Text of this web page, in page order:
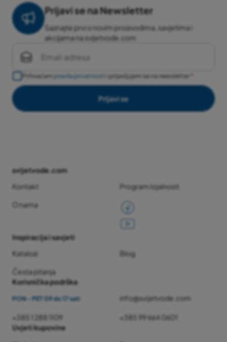
Prijavi se na Newsletter
Saznajte prvi o novim proizvodima, savjetima i
akcijama na svijetvode.com
Prihvaćam pravila privatnosti i prijavljujem se na newsletter
Prijavi se
svijetvode.com
Kontakt
Program lojalnosti
O nama
Inspiracija i savjeti
Katalozi
Blog
Česta pitanja
Korisnička podrška
PON - PET 09 do 17 sati info@svijetvode.com
+385 1 288 1109
+385 99 664 0601
Uvjeti kupovine